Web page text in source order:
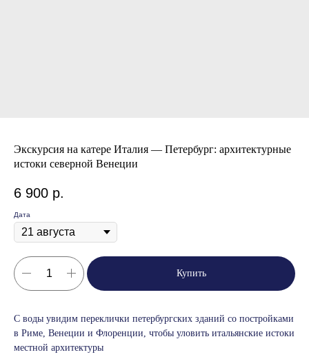
Экскурсия на катере Италия — Петербург: архитектурные
истоки северной Венеции
6 900 р.
Дата
Купить
С воды увидим переклички петербургских зданий со постройками
в Риме, Венеции и Флоренции, чтобы уловить итальянские истоки
местной архитектуры